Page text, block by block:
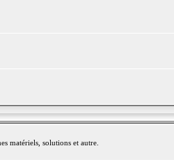
matériels, solutions et autre.